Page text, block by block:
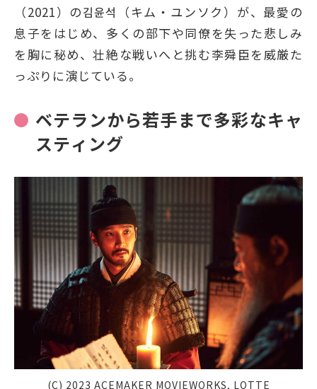
（2021）の김윤석（キム・ユンソク）が、最愛の
息子をはじめ、多くの部下や同僚を失った悲しみ
を胸に秘め、壮絶な戦いへと挑む李舜臣を威厳た
っぷりに演じている。
ベテランから若手まで多彩なキャ
スティング
(C) 2023 ACEMAKER MOVIEWORKS, LOTTE